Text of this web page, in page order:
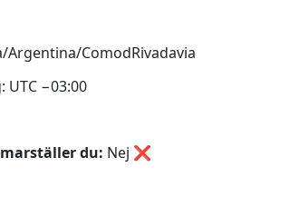
Argentina/ComodRivadavia
−03:00
du: Nej ❌